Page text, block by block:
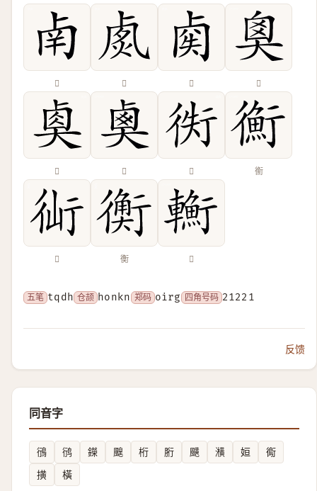
𠧲 𠧽 𠧿 𡘻
𡙉 𡙏 𢔖 𢖍
𧗣 𧗾 𨏎
五笔 tqdh 仓颉 honkn 郑码 oirg 四角号码 21221
反馈
同音字
鴴 鸻 鑅 䬖 桁 胻 䬝 㶇 姮
鵆
撗
橫